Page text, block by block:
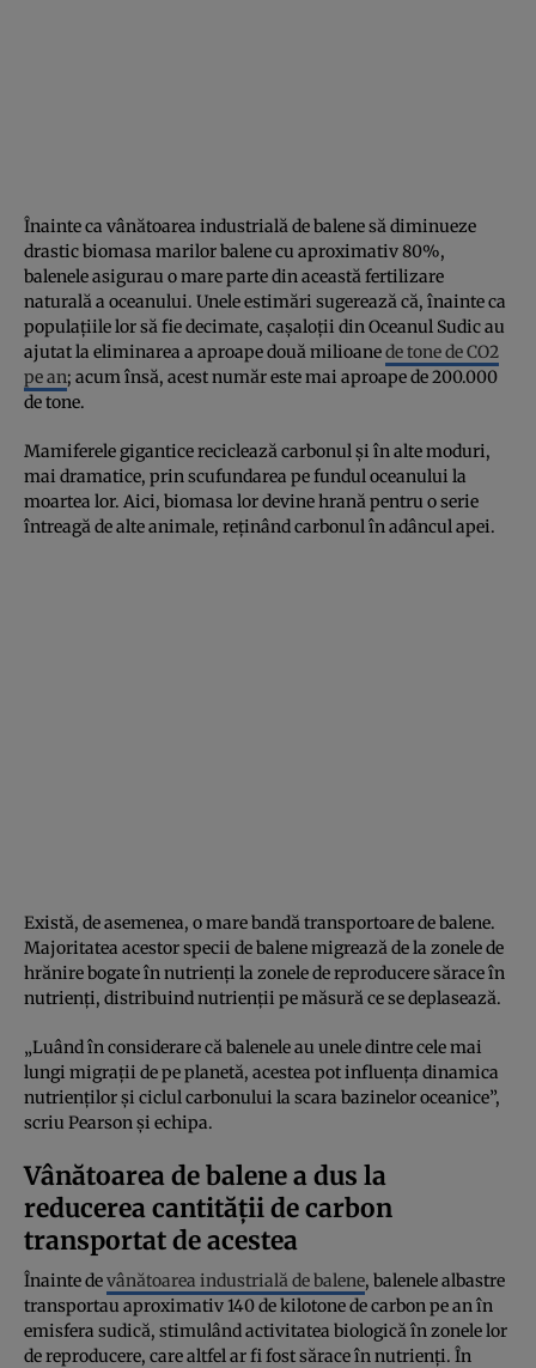
Înainte ca vânătoarea industrială de balene să diminueze
drastic biomasa marilor balene cu aproximativ 80%,
balenele asigurau o mare parte din această fertilizare
naturală a oceanului. Unele estimări sugerează că, înainte ca
populațiile lor să fie decimate, cașaloții din Oceanul Sudic au
ajutat la eliminarea a aproape două milioanede tone de CO2
pe an; acum însă, acest număr este mai aproape de 200.000
de tone.
Mamiferele gigantice reciclează carbonul și în alte moduri,
mai dramatice, prin scufundarea pe fundul oceanului la
moartea lor. Aici, biomasa lor devine hrană pentru o serie
întreagă de alte animale, reținând carbonul în adâncul apei.
Există, de asemenea, o mare bandă transportoare de balene.
Majoritatea acestor specii de balene migrează de la zonele de
hrănire bogate în nutrienți la zonele de reproducere sărace în
nutrienți, distribuind nutrienții pe măsură ce se deplasează.
„Luând în considerare că balenele au unele dintre cele mai
lungi migrații de pe planetă, acestea pot influența dinamica
nutrienților și ciclul carbonului la scara bazinelor oceanice”,
scriu Pearson și echipa.
Vânătoarea de balene a dus la
reducerea cantității de carbon
transportat de acestea
Înainte devânătoarea industrială de balene, balenele albastre
transportau aproximativ 140 de kilotone de carbon pe an în
emisfera sudică, stimulând activitatea biologică în zonele lor
de reproducere, care altfel ar fi fost sărace în nutrienți. În